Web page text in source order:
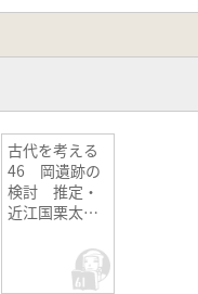
古代を考える
46 岡遺跡の
検討 推定・
近江国栗太郡